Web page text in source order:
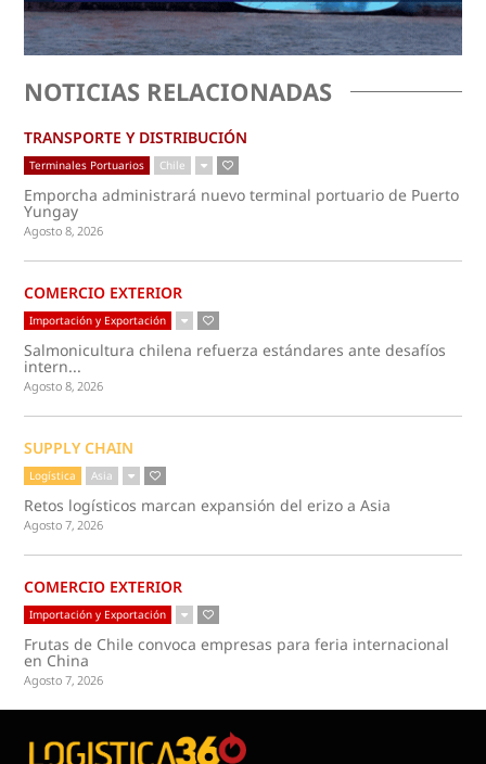
NOTICIAS RELACIONADAS
TRANSPORTE Y DISTRIBUCIÓN
Terminales Portuarios Chile
Emporcha administrará nuevo terminal portuario de Puerto
Yungay
Agosto 8, 2026
COMERCIO EXTERIOR
Importación y Exportación
Salmonicultura chilena refuerza estándares ante desafíos
intern...
Agosto 8, 2026
SUPPLY CHAIN
Logística Asia
Retos logísticos marcan expansión del erizo a Asia
Agosto 7, 2026
COMERCIO EXTERIOR
Importación y Exportación
Frutas de Chile convoca empresas para feria internacional
en China
Agosto 7, 2026